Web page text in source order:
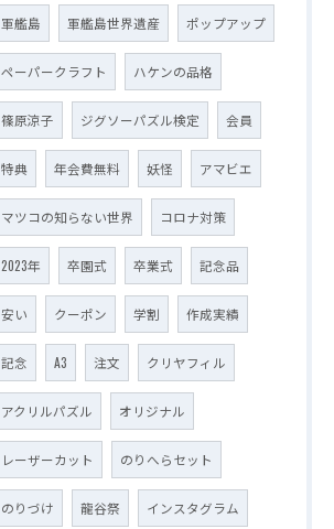
軍艦島 軍艦島世界遺産 ポップアップ
ペーパークラフト ハケンの品格
篠原涼子 ジグソーパズル検定 会員
特典 年会費無料 妖怪 アマビエ
マツコの知らない世界 コロナ対策
2023年 卒園式 卒業式 記念品
安い クーポン 学割 作成実績
記念 A3 注文 クリヤフィル
アクリルパズル オリジナル
レーザーカット のりへらセット
のりづけ 龍谷祭 インスタグラム